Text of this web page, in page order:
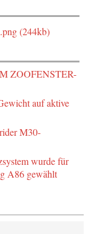
(244kb)
ZOOFENSTER-
auf aktive
M30-
wurde für
A86 gewählt